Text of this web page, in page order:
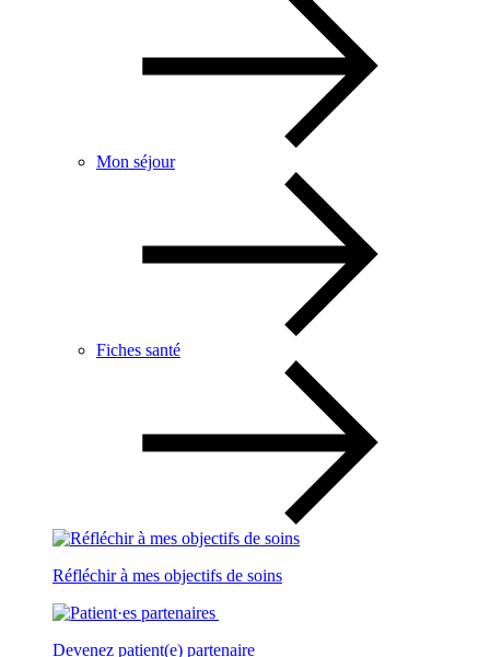
Mon séjour
Fiches santé
Réfléchir à mes objectifs de soins
Devenez patient(e) partenaire